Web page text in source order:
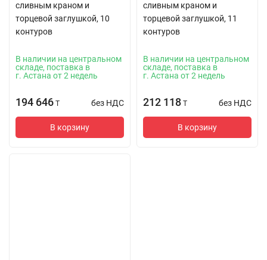
сливным краном и
торцевой заглушкой, 10
контуров
В наличии на центральном
складе, поставка в
г. Астана от 2 недель
194 646 T без НДС
В корзину
сливным краном и
торцевой заглушкой, 11
контуров
В наличии на центральном
складе, поставка в
г. Астана от 2 недель
212 118 T без НДС
В корзину